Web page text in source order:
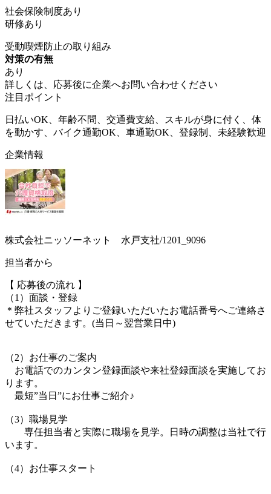
社会保険制度あり
研修あり
受動喫煙防止の取り組み
対策の有無
あり
詳しくは、応募後に企業へお問い合わせください
注目ポイント
日払いOK、年齢不問、交通費支給、スキルが身に付く、体
を動かす、バイク通勤OK、車通勤OK、登録制、未経験歓迎
企業情報
株式会社ニッソーネット 水戸支社/1201_9096
担当者から
【 応募後の流れ 】
（1）面談・登録
＊弊社スタッフよりご登録いただいたお電話番号へご連絡さ
せていただきます。(当日～翌営業日中)
（2）お仕事のご案内
お電話でのカンタン登録面談や来社登録面談を実施してお
ります。
最短”当日”にお仕事ご紹介♪
（3）職場見学
専任担当者と実際に職場を見学。日時の調整は当社で行
います。
（4）お仕事スタート